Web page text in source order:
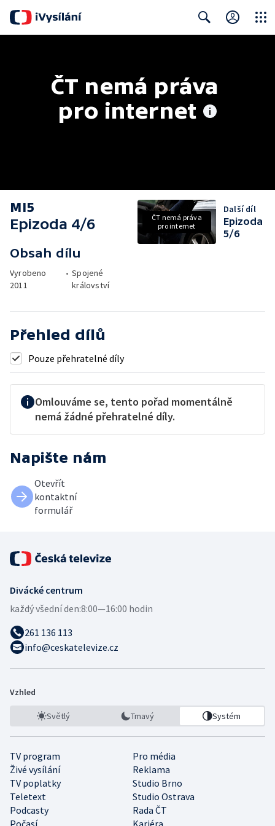
ČT nemá práva
pro internet
MI5
Epizoda 4/6
Obsah dílu
Vyrobeno
2011
• Spojené
království
ČT nemá práva
pro internet
Další díl
Epizoda
5/6
Přehled dílů
Pouze přehratelné díly
Omlouváme se, tento pořad momentálně
nemá žádné přehratelné díly.
Napište nám
Otevřít
kontaktní
formulář
Divácké centrum
každý všední den:8:00—16:00 hodin
261 136 113
info@ceskatelevize.cz
Vzhled
Světlý Tmavý Systém
TV program
Pro média
Živé vysílání
Reklama
TV poplatky
Studio Brno
Teletext
Studio Ostrava
Podcasty
Rada ČT
Počasí
Kariéra